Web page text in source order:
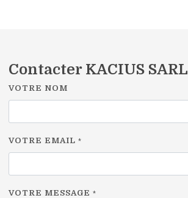
Contacter KACIUS SARL
VOTRE NOM
VOTRE EMAIL *
VOTRE MESSAGE *